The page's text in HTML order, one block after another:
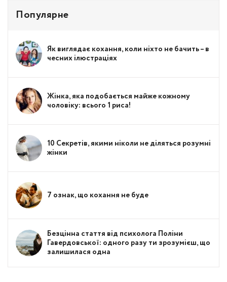
Популярне
Як виглядає кохання, коли ніхто не бачить – в
чесних ілюстраціях
Жінка, яка подобається майже кожному
чоловіку: всього 1 риса!
10 Секретів, якими ніколи не діляться розумні
жінки
7 ознак, що кохання не буде
Безцінна стаття від психолога Поліни
Гавердовської: одного разу ти зрозумієш, що
залишилася одна